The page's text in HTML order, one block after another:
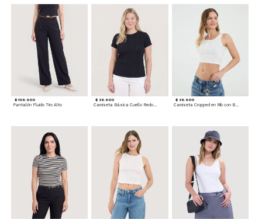
$ 109.900
Pantalón Fluido Tiro Alto
$ 39.900
Camiseta Básica Cuello Redondo
$ 39.900
Camiseta Cropped en Rib con Botones